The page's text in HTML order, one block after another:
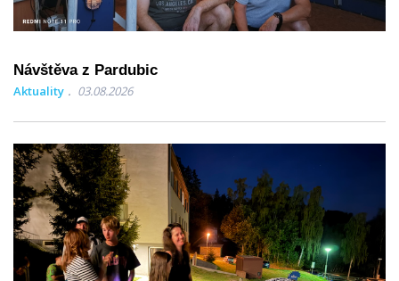
Návštěva z Pardubic
Aktuality 03.08.2026